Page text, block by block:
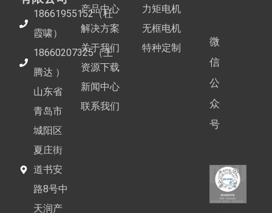
18661955152（杜
霞啸）
18660207325（王
腾达 ）
山东省
青岛市
城阳区
夏庄街
道书安
路8号中
天润产
产品中心
解决方案
关于我们
资源下载
新闻中心
联系我们
力矩电机
无框电机
特种定制
微
信
公
众
号